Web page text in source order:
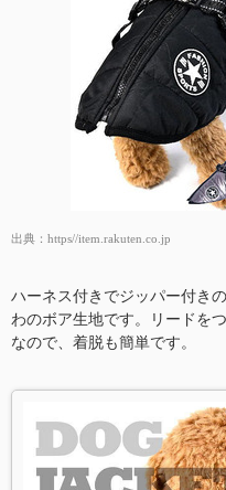
出典： https//item.rakuten.co.jp
ハーネス付きでジッパー付き
わのボア生地です。リードを
なので、着脱も簡単です。